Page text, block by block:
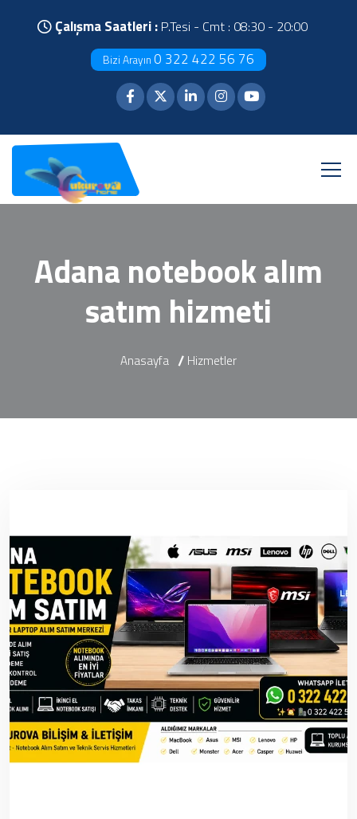
Çalışma Saatleri : P.Tesi - Cmt : 08:30 - 20:00
Bizi Arayın 0 322 422 56 76
Adana notebook alım
satım hizmeti
Anasayfa Hizmetler